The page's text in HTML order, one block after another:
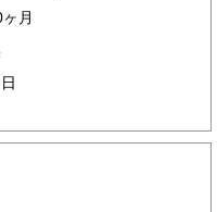
月